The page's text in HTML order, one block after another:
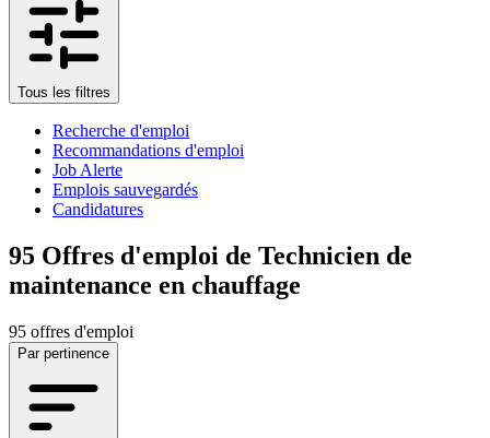
Tous les filtres
Recherche d'emploi
Recommandations d'emploi
Job Alerte
Emplois sauvegardés
Candidatures
95 Offres d'emploi de Technicien de
maintenance en chauffage
95 offres d'emploi
Par pertinence